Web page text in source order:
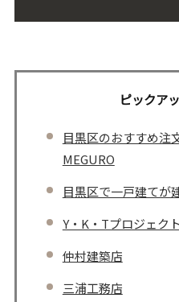
ピックア
目黒区のおすすめ注
MEGURO
目黒区で一戸建てが
Y・K・Tプロジェクト
仲村建築店
三浦工務店